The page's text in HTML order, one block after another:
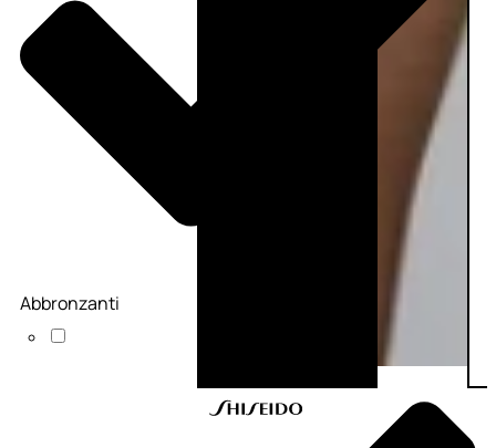
Abbronzanti